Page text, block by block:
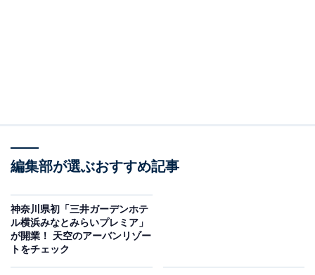
「東口」からは徒歩約8分という好立地の「横浜シンフ
150の客室は全て27階以上の高層階
ツイン、ユニバーサル
編集部が選ぶおすすめ記事
神奈川県初「三井ガーデンホテ
ル横浜みなとみらいプレミア」
が開業！ 天空のアーバンリゾー
トをチェック